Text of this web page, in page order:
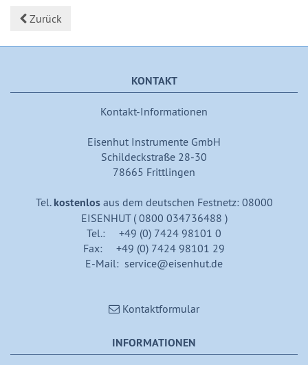
Zurück
KONTAKT
Kontakt-Informationen
Eisenhut Instrumente GmbH
Schildeckstraße 28-30
78665 Frittlingen
Tel. kostenlosaus dem deutschen Festnetz: 08000
EISENHUT ( 0800 034736488 )
Tel.: +49 (0) 7424 98101 0
Fax: +49 (0) 7424 98101 29
E-Mail: service@eisenhut.de
Kontaktformular
INFORMATIONEN